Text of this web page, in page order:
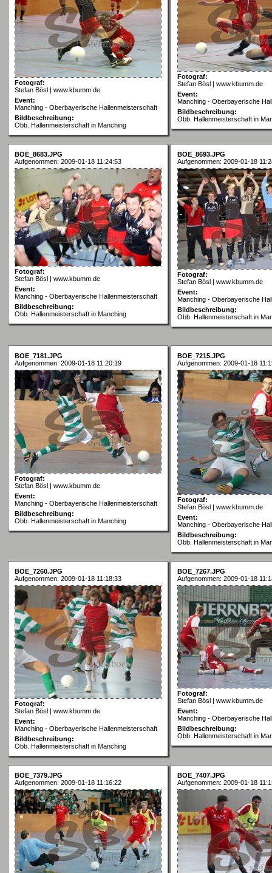
Fotograf:
Stefan Bösl | www.kbumm.de
Event:
Manching - Oberbayerische Hallenmeisterschaft
Bildbeschreibung:
Obb. Hallenmeisterschaft in Manching
Fotograf:
Stefan Bösl | www.kbumm.de
Event:
Manching - Oberbayerische
Bildbeschreibung:
Obb. Hallenmeisterschaft in
BOE_8683.JPG
Aufgenommen: 2009-01-18 11:24:53
Fotograf:
Stefan Bösl | www.kbumm.de
Event:
Manching - Oberbayerische Hallenmeisterschaft
Bildbeschreibung:
Obb. Hallenmeisterschaft in Manching
BOE_8693.JPG
Aufgenommen: 2009-01-18
Fotograf:
Stefan Bösl | www.kbumm.de
Event:
Manching - Oberbayerische
Bildbeschreibung:
Obb. Hallenmeisterschaft in
BOE_7181.JPG
Aufgenommen: 2009-01-18 11:20:19
Fotograf:
Stefan Bösl | www.kbumm.de
Event:
Manching - Oberbayerische Hallenmeisterschaft
Bildbeschreibung:
Obb. Hallenmeisterschaft in Manching
BOE_7215.JPG
Aufgenommen: 2009-01-18
Fotograf:
Stefan Bösl | www.kbumm.de
Event:
Manching - Oberbayerische
Bildbeschreibung:
Obb. Hallenmeisterschaft in
BOE_7260.JPG
Aufgenommen: 2009-01-18 11:18:33
Fotograf:
Stefan Bösl | www.kbumm.de
Event:
Manching - Oberbayerische Hallenmeisterschaft
Bildbeschreibung:
Obb. Hallenmeisterschaft in Manching
BOE_7267.JPG
Aufgenommen: 2009-01-18
Fotograf:
Stefan Bösl | www.kbumm.de
Event:
Manching - Oberbayerische
Bildbeschreibung:
Obb. Hallenmeisterschaft in
BOE_7379.JPG
Aufgenommen: 2009-01-18 11:16:22
BOE_7407.JPG
Aufgenommen: 2009-01-18